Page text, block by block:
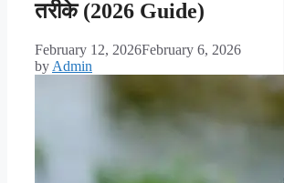
तरीके (2026 Guide)
February 12, 2026February 6, 2026
by Admin